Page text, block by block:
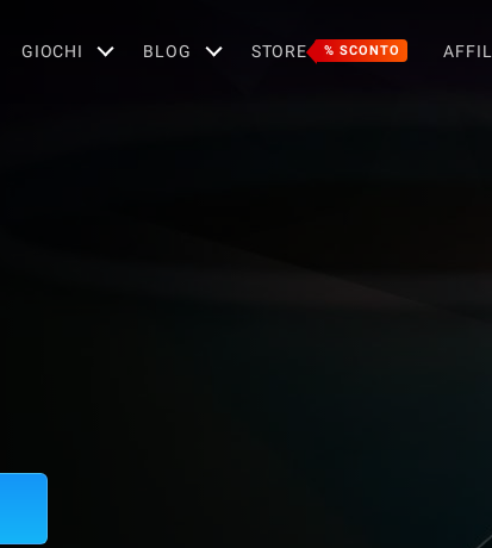
GIOCHI BLOG STORE % SCONTO